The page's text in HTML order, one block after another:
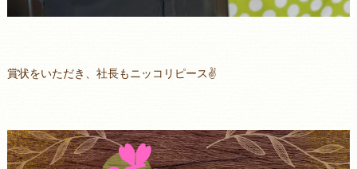
賞状をいただき、社長もニッコリピース✌️